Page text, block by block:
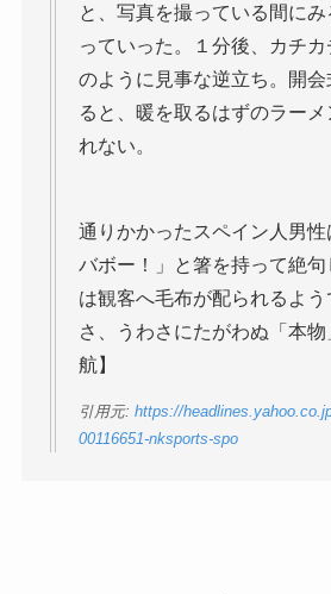
と、写真を撮っている間にみ
っていった。１分後、カチ
のように見事な逆立ち。開
ると、暖を取るはずのラー
れない。
通りかかったスペイン人男
バボー！」と箸を持って絶
は観客へ毛布が配られるよ
さ、うわさにたがわぬ「本
航】
引用元: https://
00116651-nksports-spo